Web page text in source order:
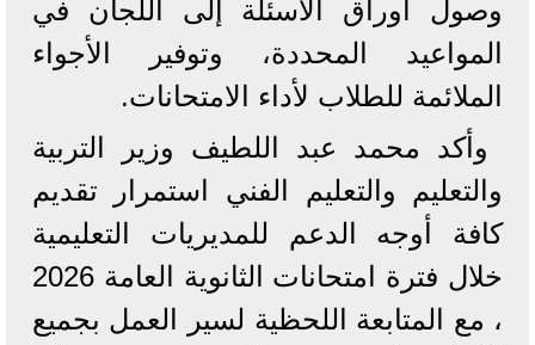
وصول أوراق الأسئلة إلى اللجان في
المواعيد المحددة، وتوفير الأجواء
الملائمة للطلاب لأداء الامتحانات.
وأكد محمد عبد اللطيف وزير التربية
والتعليم والتعليم الفني استمرار تقديم
كافة أوجه الدعم للمديريات التعليمية
خلال فترة امتحانات الثانوية العامة 2026
، مع المتابعة اللحظية لسير العمل بجميع